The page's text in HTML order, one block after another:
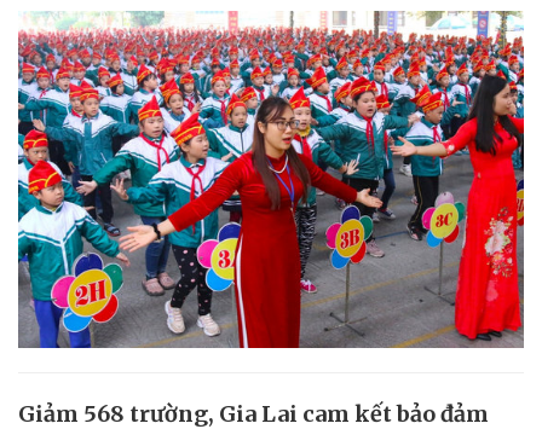
Giảm 568 trường, Gia Lai cam kết bảo đảm